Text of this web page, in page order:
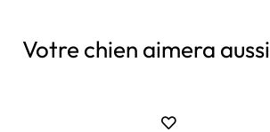
Votre chien aimera aussi